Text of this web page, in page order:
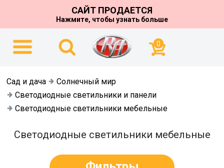
САЙТ ПРОДАЕТСЯ
Нажмите, чтобы узнать больше
0
Сад и дача
Солнечный мир
Светодиодные светильники и панели
Светодиодные светильники мебельные
Светодиодные светильники мебельные